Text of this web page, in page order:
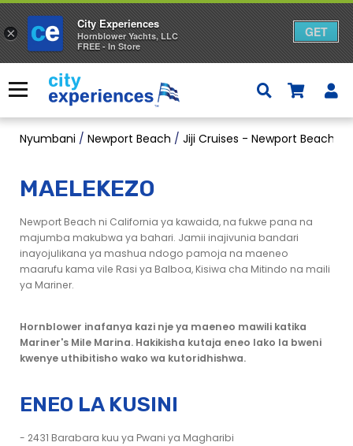
kwa
yaliyomo
Menyu
Nyumbani / Newport Beach / Jiji Cruises - Newport Beach
MAELEKEZO
Newport Beach ni California ya kawaida, na fukwe pana na
majumba makubwa ya bahari. Jamii inajivunia bandari
inayojulikana ya mashua ndogo pamoja na maeneo
maarufu kama vile Rasi ya Balboa, Kisiwa cha Mitindo na maili
ya Mariner.
Hornblower inafanya kazi nje ya maeneo mawili katika
Mariner's Mile Marina. Hakikisha kutaja eneo lako la bweni
kwenye uthibitisho wako wa kutoridhishwa.
ENEO LA KUSINI
- 2431 Barabara kuu ya Pwani ya Magharibi
×
City Experiences
Hornblower Yachts, LLC
FREE - In Store
GET